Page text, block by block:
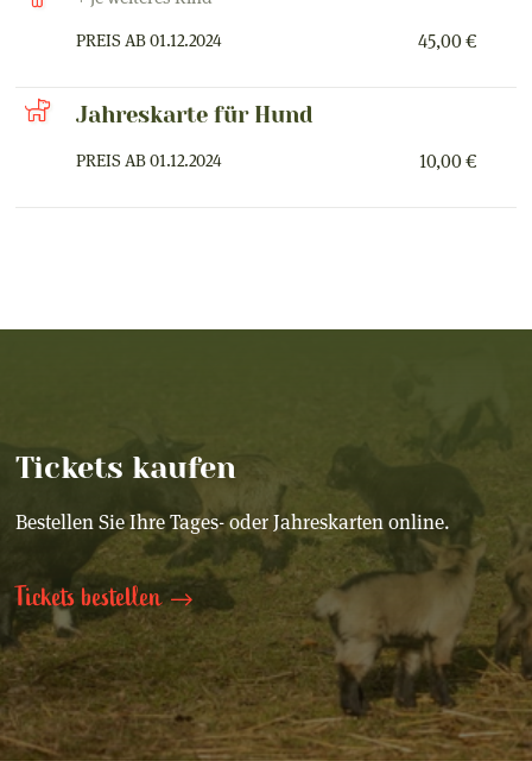
PREIS AB 01.12.2024 45,00 €
Jahreskarte für Hund
PREIS AB 01.12.2024 10,00 €
Tickets kaufen
Bestellen Sie Ihre Tages- oder Jahreskarten online.
Tickets bestellen